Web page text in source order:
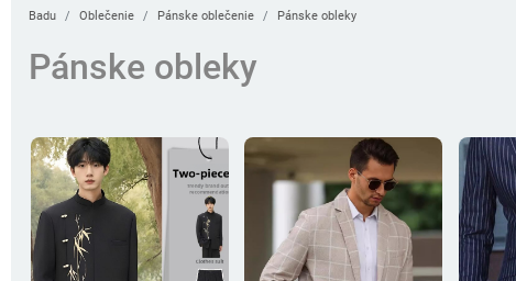
Badu Oblečenie Pánske oblečenie Pánske obleky
Pánske obleky